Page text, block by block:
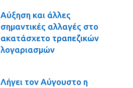
Αύξηση και άλλες
σημαντικές αλλαγές στο
ακατάσχετο τραπεζικών
λογαριασμών
Λήγει τον Αύγουστο η